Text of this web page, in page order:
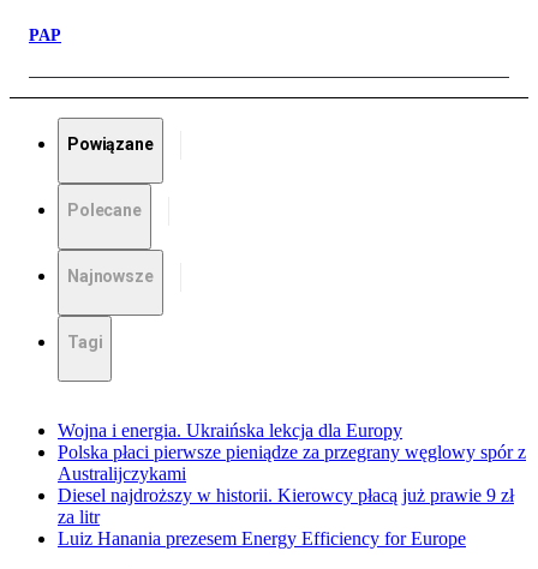
PAP
Powiązane
Polecane
Najnowsze
Tagi
Wojna i energia. Ukraińska lekcja dla Europy
Polska płaci pierwsze pieniądze za przegrany węglowy spór z
Australijczykami
Diesel najdroższy w historii. Kierowcy płacą już prawie 9 zł
za litr
Luiz Hanania prezesem Energy Efficiency for Europe